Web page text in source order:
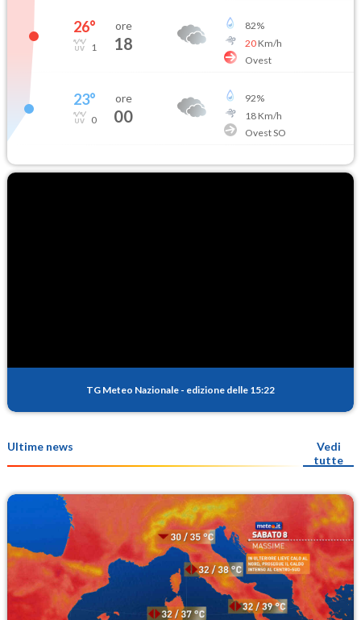
26°
1
ore
18
82%
20Km/h
Ovest
23°
0
ore
00
92%
18Km/h
Ovest SO
TG Meteo Nazionale - edizione delle 15:22
Ultime news
Vedi
tutte